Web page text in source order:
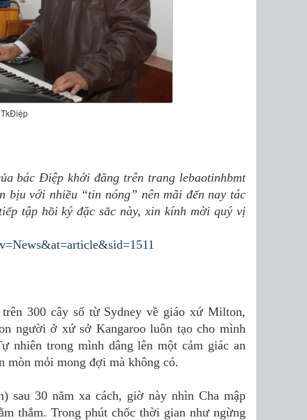
TkĐiệp
bác Điệp khởi đăng trên trang lebaotinhbmt
bịu với nhiều “tin nóng” nên mãi đến nay tác
tập hồi ký đặc sắc này, xin kính mời quý vị
300 cây số từ Sydney về giáo xứ Milton,
người ở xứ sở Kangaroo luôn tạo cho mình
nhiên trong mình dâng lên một cảm giác an
mòn mỏi mong đợi mà không có.
sau 30 năm xa cách, giờ này nhìn Cha mập
thắm. Trong phút chốc thời gian như ngừng